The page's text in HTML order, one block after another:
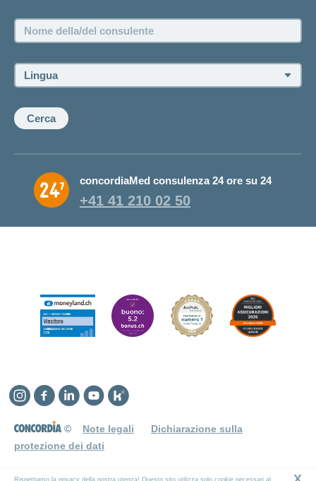
Rispettiamo la privacy della nostra utenza! Questo sito utilizza solo cookie necessari al
Nome
della/del
Lingua:
Cerca
concordiaMed consulenza 24 ore su 24
+41 41 210 02 50
© Note legali
Dichiarazione sulla
protezione dei dati
Instagram
Facebook
LinkedinYouTube
Kununu